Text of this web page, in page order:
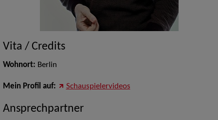
Vita / Credits
Wohnort: Berlin
Mein Profil auf: Schauspielervideos
Ansprechpartner